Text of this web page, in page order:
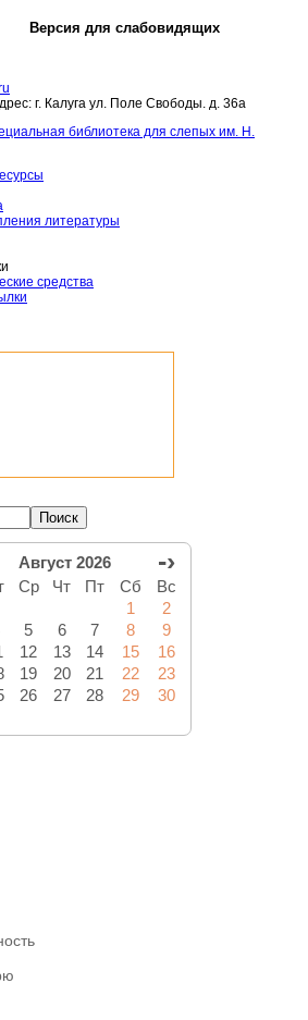
Версия для слабовидящих
г. Калуга ул. Поле Свободы. д. 36а
литературы
средства
Поиск
Август 2026 -›
Ср Чт Пт Сб
Вс
1
2
5 6 7 8
9
12 13 14 15
16
19 20 21 22
23
26 27 28 29
30